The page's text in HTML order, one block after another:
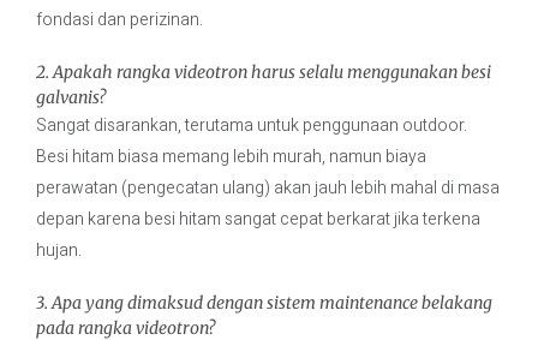
fondasi dan perizinan.
2. Apakah rangka videotron harus selalu menggunakan besi
galvanis?
Sangat disarankan, terutama untuk penggunaan outdoor.
Besi hitam biasa memang lebih murah, namun biaya
perawatan (pengecatan ulang) akan jauh lebih mahal di masa
depan karena besi hitam sangat cepat berkarat jika terkena
hujan.
3. Apa yang dimaksud dengan sistem maintenance belakang
pada rangka videotron?